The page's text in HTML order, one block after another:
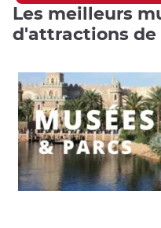
Les meilleurs
d'attractions de